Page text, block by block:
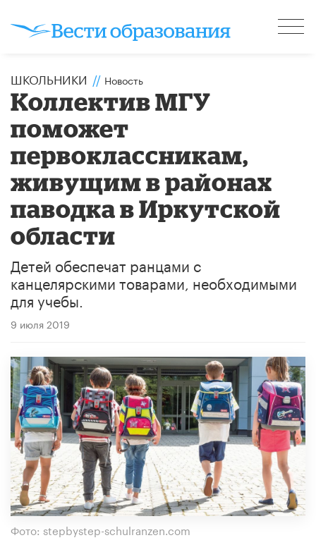
ШКОЛЬНИКИ // Новость
Коллектив МГУ
поможет
первоклассникам,
живущим в районах
паводка в Иркутской
области
Детей обеспечат ранцами с
канцелярскими товарами, необходимыми
для учебы.
9 июля 2019
Фото: stepbystep-schulranzen.com